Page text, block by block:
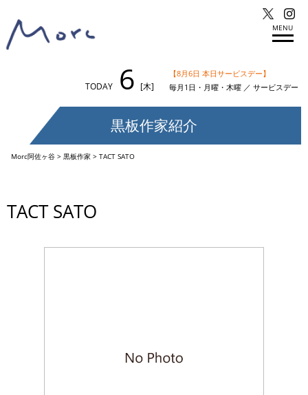
MENU
TODAY 6 [木]
【8月6日 本日サービスデー】
毎月1日・月曜・木曜 ／ サービスデー
黒板作家紹介
Morc阿佐ヶ谷> 黒板作家> TACT SATO
TACT SATO